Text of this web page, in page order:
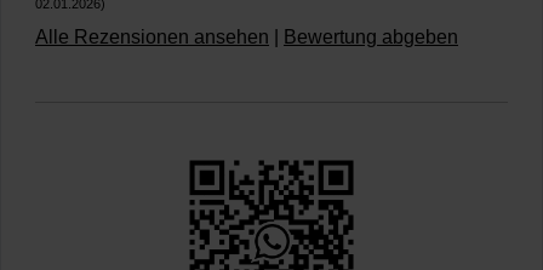
02.01.2026)
Alle Rezensionen ansehen Bewertung abgeben